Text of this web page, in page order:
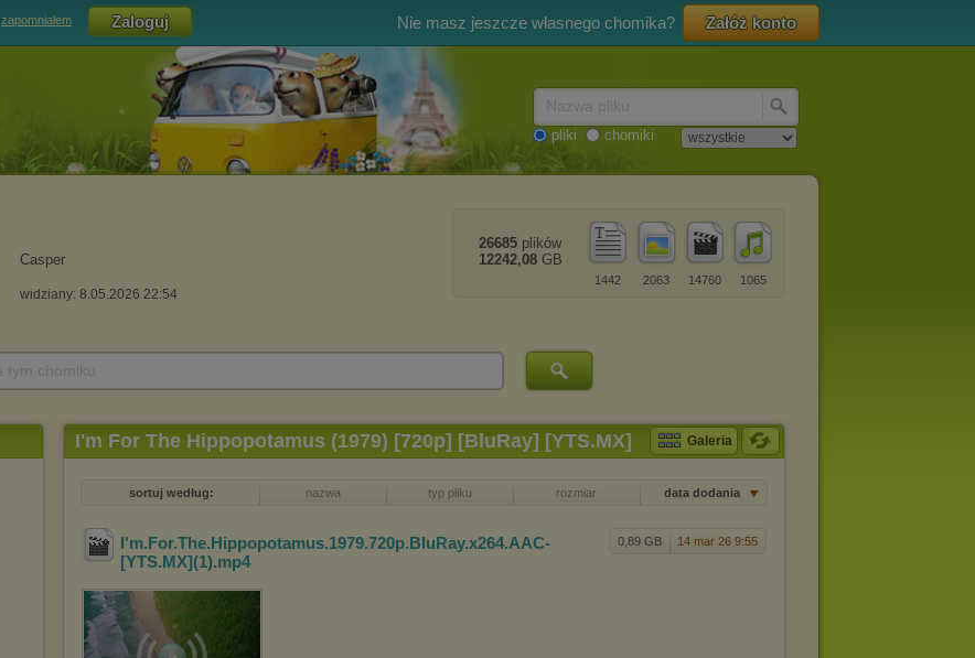
zapomniałem Nie masz jeszcze własnego chomika? Załóż konto
pliki chomiki
Casper
widziany: 8.05.2026 22:54
1065
14760
2063
1442
26685 plików
12242,08 GB
I'm For The Hippopotamus (1979) [720p] [BluRay] [YTS.MX] Galeria
sortuj według: nazwa typ pliku rozmiar data dodania
0,89 GB 14 mar 26 9:55
I'm.For.The.Hippopotamus.1979.720p.BluRay.x264.AAC-
[YTS.MX](1).mp4